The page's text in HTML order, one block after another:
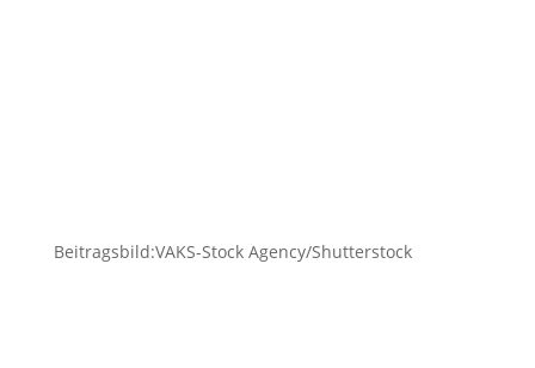
Beitragsbild:VAKS-Stock Agency/Shutterstock